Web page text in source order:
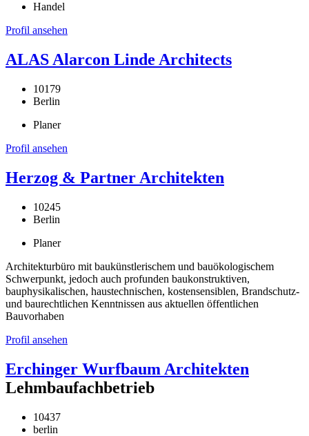
Handel
Profil ansehen
ALAS Alarcon Linde Architects
10179
Berlin
Planer
Profil ansehen
Herzog & Partner Architekten
10245
Berlin
Planer
Architekturbüro mit baukünstlerischem und bauökologischem
Schwerpunkt, jedoch auch profunden baukonstruktiven,
bauphysikalischen, haustechnischen, kostensensiblen, Brandschutz-
und baurechtlichen Kenntnissen aus aktuellen öffentlichen
Bauvorhaben
Profil ansehen
Erchinger Wurfbaum Architekten
Lehmbaufachbetrieb
10437
berlin